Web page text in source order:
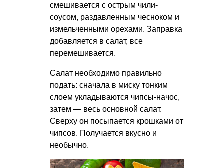
смешивается с острым чили-
соусом, раздавленным чесноком и
измельченными орехами. Заправка
добавляется в салат, все
перемешивается.
Салат необходимо правильно
подать: сначала в миску тонким
слоем укладываются чипсы-начос,
затем — весь основной салат.
Сверху он посыпается крошками от
чипсов. Получается вкусно и
необычно.